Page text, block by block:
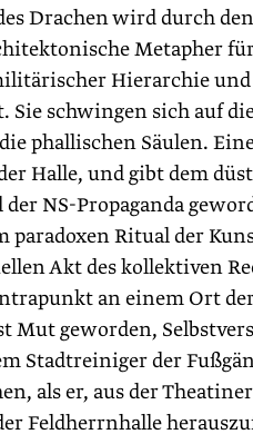
Drachen wird durch
Metapher
Hierarchie
Sie schwingen sich auf
phallischen Säulen.
Halle, und gibt dem
NS-Propaganda
Ritual der
Akt des kollektiven
an einem Ort
Mut ­geworden,
Stadtreiniger der
als er, aus der
Feldherrnhalle